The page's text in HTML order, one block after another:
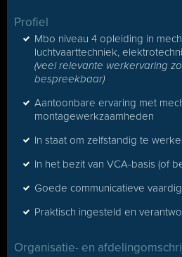
Profiel
Mbo niveau 4 opleiding in
luchtvaarttechniek,
(veel relevante werkervaring
bespreekbaar)
Aantoonbare ervaring met
montagewerkzaamheden
In staat om zelfstandig te
In het bezit van VCA-basis (of
Goede communicatieve
Praktisch ingesteld en
Organisatie- en